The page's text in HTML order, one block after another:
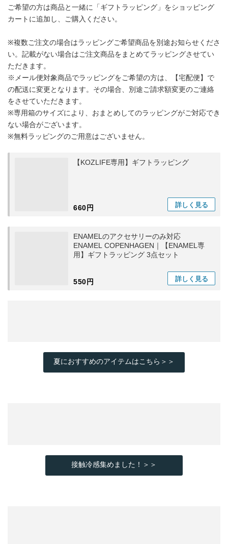
ご希望の方は商品と一緒に「ギフトラッピング」をショッピング
カートに追加し、ご購入ください。
※複数ご注文の場合はラッピングご希望商品を別途お知らせくださ
い。記載がない場合はご注文商品をまとめてラッピングさせてい
ただきます。
※メール便対象商品でラッピングをご希望の方は、【宅配便】で
の配送に変更となります。その場合、別途ご請求額変更のご連絡
をさせていただきます。
※専用箱のサイズにより、おまとめしてのラッピングがご対応でき
ない場合がございます。
※無料ラッピングのご用意はございません。
【KOZLIFE専用】ギフトラッピング
660円 詳しく 見る
ENAMELのアクセサリーのみ対応
ENAMEL COPENHAGEN｜【ENAMEL専
用】ギフトラッピング 3点セット
550円 詳しく 見る
夏におすすめのアイテムはこちら＞＞
接触冷感集めました！＞＞